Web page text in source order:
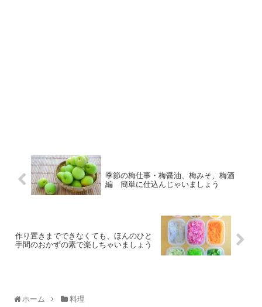
季節の梅仕事・梅醤油、梅みそ、梅酒
編 簡単に仕込んじゃいましょう
作り置きまでできなくても、ほんのひと
手間のおかずの素で楽しちゃいましょう
ホーム 料理